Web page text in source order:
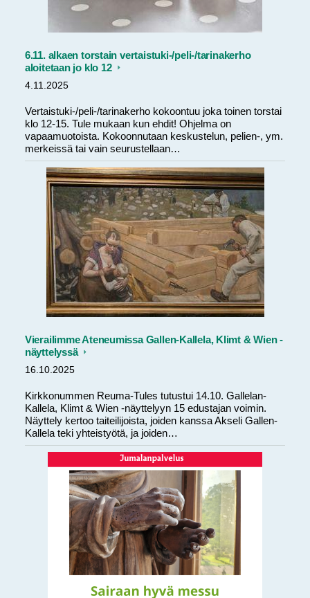
6.11. alkaen torstain vertaistuki-/peli-/tarinakerho
aloitetaan jo klo 12
4.11.2025
Vertaistuki-/peli-/tarinakerho kokoontuu joka toinen torstai
klo 12-15. Tule mukaan kun ehdit! Ohjelma on
vapaamuotoista. Kokoonnutaan keskustelun, pelien-, ym.
merkeissä tai vain seurustellaan…
Vierailimme Ateneumissa Gallen-Kallela, Klimt & Wien -
näyttelyssä
16.10.2025
Kirkkonummen Reuma-Tules tutustui 14.10. Gallelan-
Kallela, Klimt & Wien -näyttelyyn 15 edustajan voimin.
Näyttely kertoo taiteilijoista, joiden kanssa Akseli Gallen-
Kallela teki yhteistyötä, ja joiden…